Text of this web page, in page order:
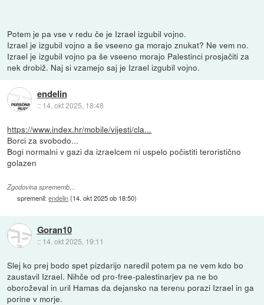
Potem je pa vse v redu če je Izrael izgubil vojno.
Izrael je izgubil vojno a še vseeno ga morajo znukat? Ne vem no.
Izrael je izgubil vojno pa še vseeno morajo Palestinci prosjačiti za
nek drobiž. Naj si vzamejo saj je Izrael izgubil vojno.
endelin
:: 14. okt 2025, 18:48
https://www.index.hr/mobile/vijesti/cla...
Borci za svobodo...
Bogi normalni v gazi da izraelcem ni uspelo počistiti teroristično
golazen
Zgodovina sprememb…
spremenil:endelin(14. okt 2025 ob 18:50)
Goran10
:: 14. okt 2025, 19:11
Slej ko prej bodo spet pizdarijo naredil potem pa ne vem kdo bo
zaustavil Izrael. Nihče od pro-free-palestinarjev pa ne bo
oboroževal in uril Hamas da dejansko na terenu porazi Izrael in ga
porine v morje.